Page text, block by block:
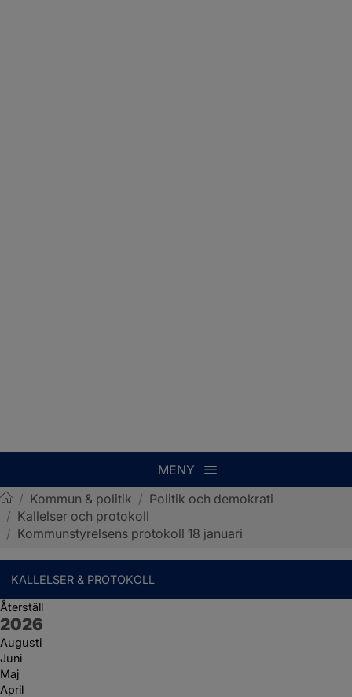
MENY
Sotenäs kommun
/ Kommun & politik / Politik och demokrati
/ Kallelser och protokoll
/ Kommunstyrelsens protokoll 18 januari
KALLELSER & PROTOKOLL
Återställ
År:
2026
Augusti
Juni
Maj
April